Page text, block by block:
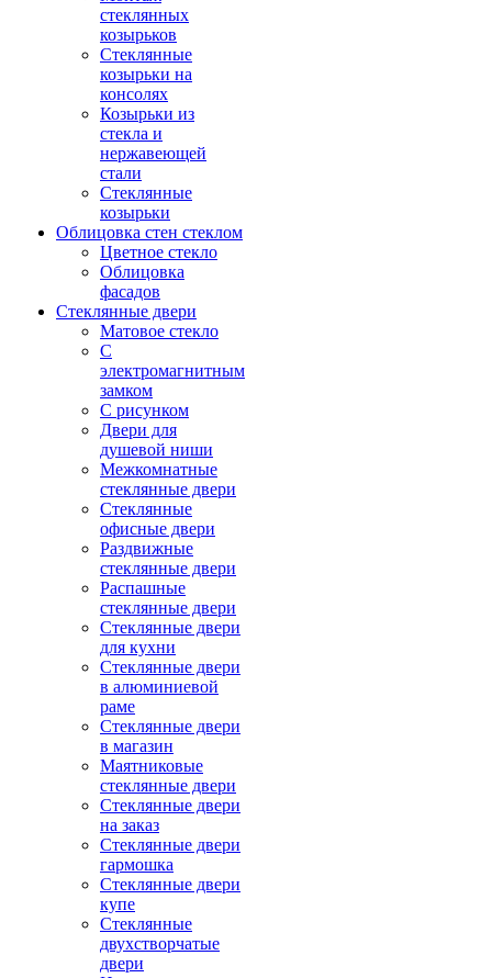
стеклянных
козырьков
Стеклянные
козырьки на
консолях
Козырьки из
стекла и
нержавеющей
стали
Стеклянные
козырьки
Облицовка стен стеклом
Цветное стекло
Облицовка
фасадов
Стеклянные двери
Матовое стекло
С
электромагнитным
замком
С рисунком
Двери для
душевой ниши
Межкомнатные
стеклянные двери
Стеклянные
офисные двери
Раздвижные
стеклянные двери
Распашные
стеклянные двери
Стеклянные двери
для кухни
Стеклянные двери
в алюминиевой
раме
Стеклянные двери
в магазин
Маятниковые
стеклянные двери
Стеклянные двери
на заказ
Стеклянные двери
гармошка
Стеклянные двери
купе
Стеклянные
двухстворчатые
двери